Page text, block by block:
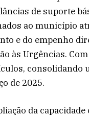
de suporte
ao município
e do empenho
às Urgências.
consolidando
de 2025.
da